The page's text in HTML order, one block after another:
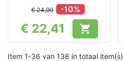
€ 24,90 -10%
Prijs
€ 22,41 
Item 1-36 van 138 in totaal item(s)